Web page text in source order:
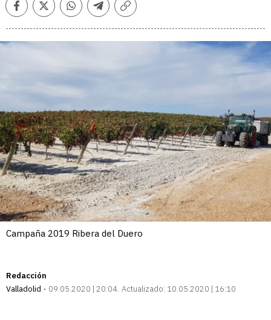
FacebookTwitterWhatsappTelegramCopiar
Campaña 2019 Ribera del Duero
Redacción
Valladolid
09.05.2020 | 20:04 Actualizado: 10.05.2020 | 16:10